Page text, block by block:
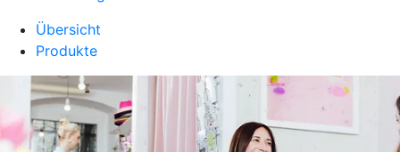
Übersicht
Produkte